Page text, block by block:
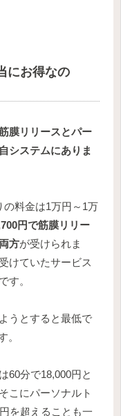
にお得なの
膜リリースとパー
システムにありま
料金は1万円～1万
円で筋膜リリー
方が受けられま
けていたサービス
す。
うとすると最低で
。
60分で18,000円と
こにパーソナルト
を超えることも一